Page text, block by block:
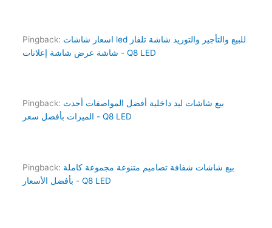
Pingback: اسعار شاشات led للبيع والتأجير والتوريد شاشة تلفاز
شاشة عرض شاشة إعلانات - Q8 LED
Pingback: بيع شاشات ليد داخلية أفضل المواصفات أحدث
الميزات بأفضل سعر - Q8 LED
Pingback: بيع شاشات شفافة تصاميم متنوعة مجموعة كاملة
بأفضل الأسعار - Q8 LED